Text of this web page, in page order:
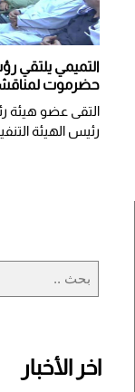
التميمي يلتقي
حضرموت
التقى عضو هيئة
رئيس الهيئة
اخر الأخبار